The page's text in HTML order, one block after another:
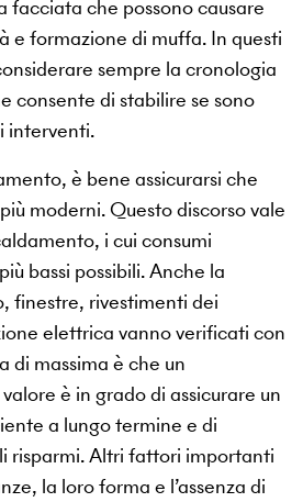
facciata che possono causare
e formazione di muffa. In questi
sempre la cronologia
consente di stabilire se sono
interventi.
è bene assicurarsi che
moderni. Questo discorso vale
i cui consumi
bassi possibili. Anche la
finestre, rivestimenti dei
elettrica vanno verificati con
di massima è che un
è in grado di assicurare un
a lungo termine e di
risparmi. Altri fattori importanti
la loro forma e l’assenza di